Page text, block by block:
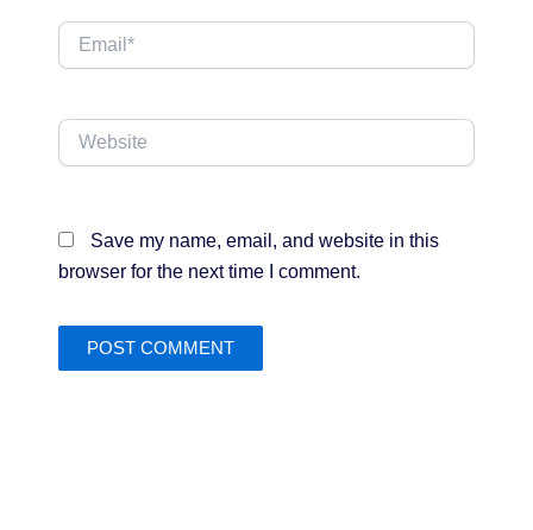
Email*
Website
Save my name, email, and website in this
browser for the next time I comment.